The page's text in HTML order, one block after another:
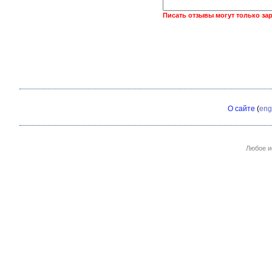
Писать отзывы могут только
О сайте (eng
Любое